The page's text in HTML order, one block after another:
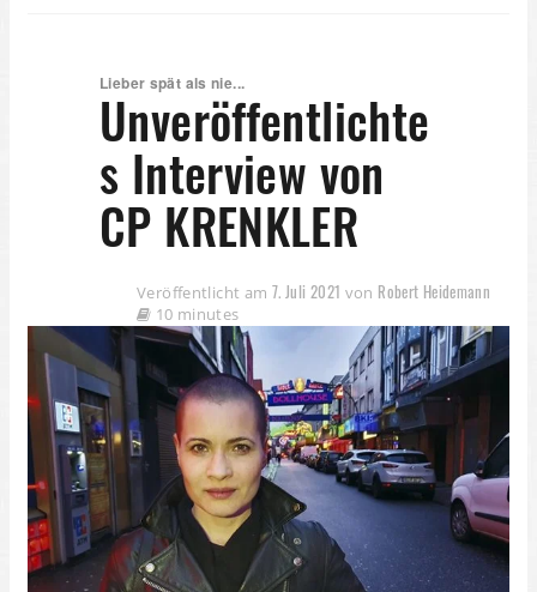
Lieber spät als nie...
Unveröffentlichte
s Interview von
CP KRENKLER
Veröffentlicht am 7. Juli 2021 von Robert Heidemann
10 minutes